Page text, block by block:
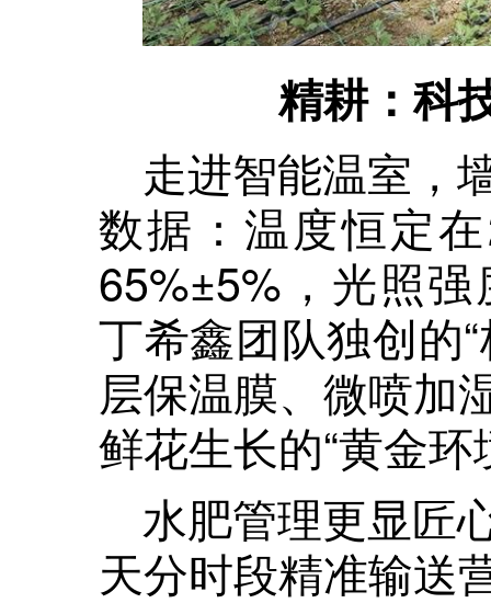
精耕：科
走进智能温室，
数据：温度恒定
65%±5%，光照
丁希鑫团队独创的
层保温膜、微喷加
鲜花生长的“黄金环
水肥管理更显
天分时段精准输送